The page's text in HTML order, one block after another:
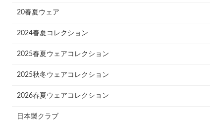
20春夏ウェア
2024春夏コレクション
2025春夏ウェアコレクション
2025秋冬ウェアコレクション
2026春夏ウェアコレクション
日本製クラブ